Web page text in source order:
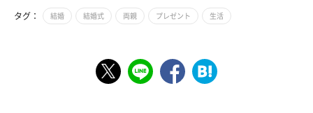
タグ： 結婚 結婚式 両親 プレゼント 生活